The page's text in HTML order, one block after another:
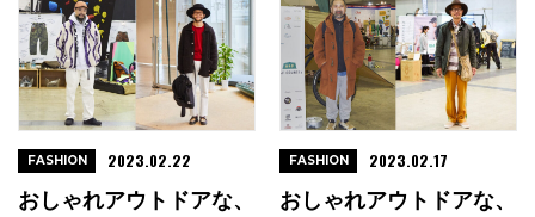
おしゃれアウトドアな、
FASHION 2023.02.22
おしゃれアウトドアな、
FASHION 2023.02.17